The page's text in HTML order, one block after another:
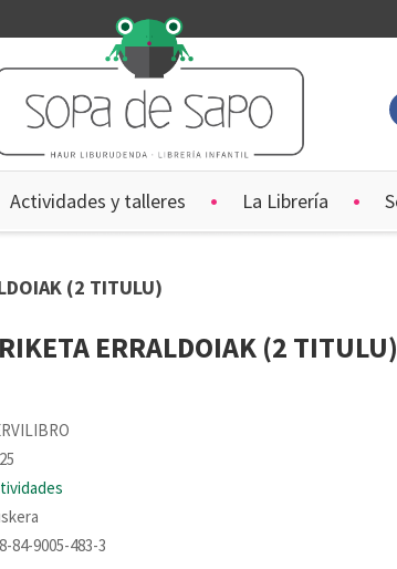
Actividades y talleres La Librería
(2 TITULU)
ERRALDOIAK (2 TITULU)
84-9005-483-3